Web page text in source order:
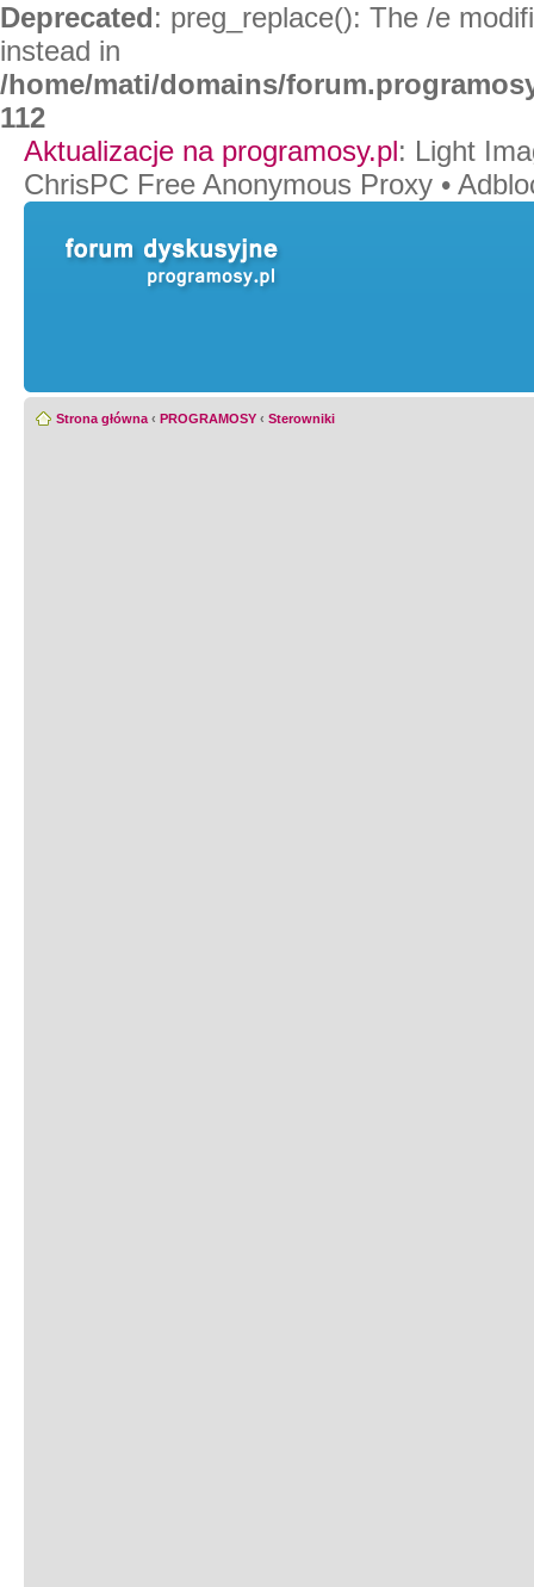
Deprecated: preg_replace(): The /e
instead in
/home/mati/domains/
112
Aktualizacje na programosy.pl: Light
ChrisPC Free Anonymous Proxy •
Strona główna ‹ PROGRAMOSY ‹ Sterowniki